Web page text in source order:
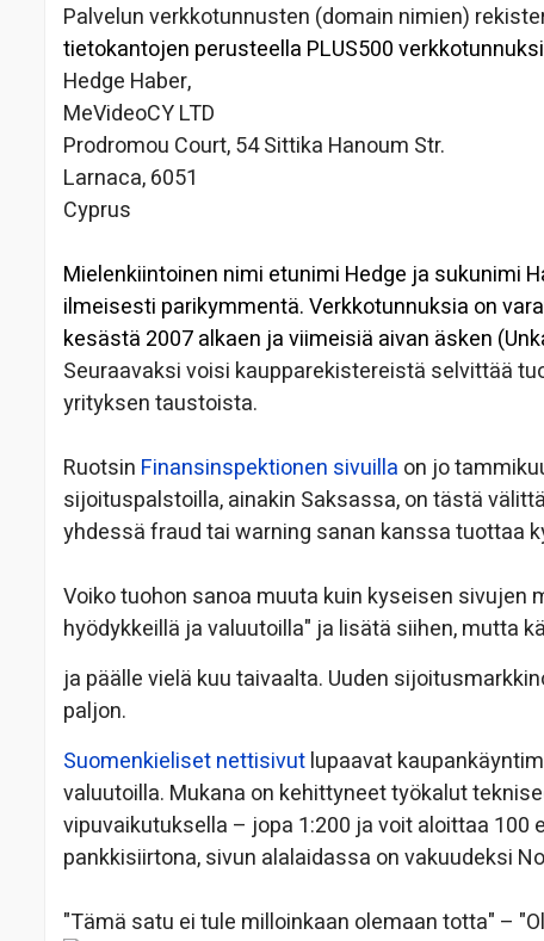
Palvelun verkkotunnusten (domain nimien)
tietokantojen perusteella PLUS500
Hedge Haber,
MeVideoCY LTD
Prodromou Court, 54 Sittika Hanoum Str.
Larnaca, 6051
Cyprus
Mielenkiintoinen nimi etunimi Hedge ja sukunimi
ilmeisesti parikymmentä. Verkkotunnuksia on
kesästä 2007 alkaen ja viimeisiä aivan äsken
Seuraavaksi voisi kaupparekistereistä selvittää
yrityksen taustoista.
Ruotsin Finansinspektionen sivuilla on jo
sijoituspalstoilla, ainakin Saksassa, on tästä
yhdessä fraud tai warning sanan kanssa tuottaa
Voiko tuohon sanoa muuta kuin kyseisen sivujen
hyödykkeillä ja valuutoilla" ja lisätä siihen, mutta
ja päälle vielä kuu taivaalta. Uuden
paljon.
Suomenkieliset nettisivutlupaavat
valuutoilla. Mukana on kehittyneet työkalut
vipuvaikutuksella – jopa 1:200 ja voit aloittaa
pankkisiirtona, sivun alalaidassa on vakuudeksi
"Tämä satu ei tule milloinkaan olemaan totta" –